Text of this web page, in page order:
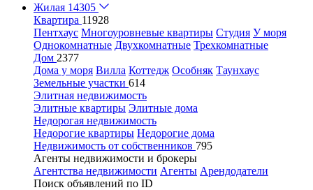
Жилая 14305
Квартира 11928
Пентхаус Многоуровневые квартиры Студия У моря
Однокомнатные Двухкомнатные Трехкомнатные
Дом 2377
Дома у моря Вилла Коттедж Особняк Таунхаус
Земельные участки 614
Элитная недвижимость
Элитные квартиры Элитные дома
Недорогая недвижимость
Недорогие квартиры Недорогие дома
Недвижимость от собственников 795
Агенты недвижимости и брокеры
Агентства недвижимости Агенты Арендодатели
Поиск объявлений по ID